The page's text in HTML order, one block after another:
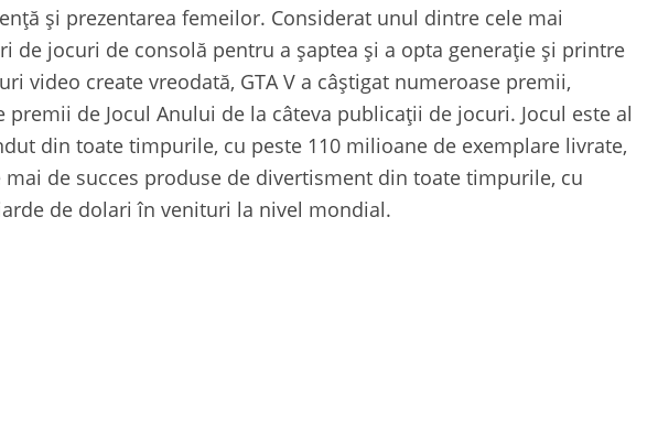
și prezentarea femeilor. Considerat unul dintre cele mai
de jocuri de consolă pentru a șaptea și a opta generație și printre
video create vreodată, GTA V a câștigat numeroase premii,
de Jocul Anului de la câteva publicații de jocuri. Jocul este al
din toate timpurile, cu peste 110 milioane de exemplare livrate,
de succes produse de divertisment din toate timpurile, cu
de dolari în venituri la nivel mondial.